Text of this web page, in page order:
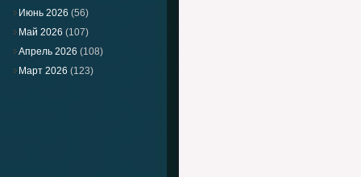
Июнь 2026 (56)
Май 2026 (107)
Апрель 2026 (108)
Март 2026 (123)